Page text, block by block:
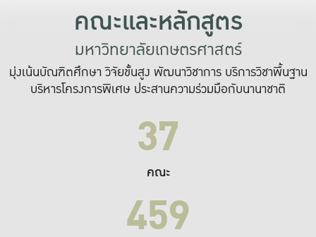
คณะและหลักสูตร
มหาวิทยาลัยเกษตรศาสตร์
มุ่งเน้นบัณฑิตศึกษา วิจัยขั้นสูง พัฒนาวิชาการ บริการวิชาพื้นฐาน
บริหารโครงการพิเศษ ประสานความร่วมมือกับนานาชาติ
37
คณะ
459